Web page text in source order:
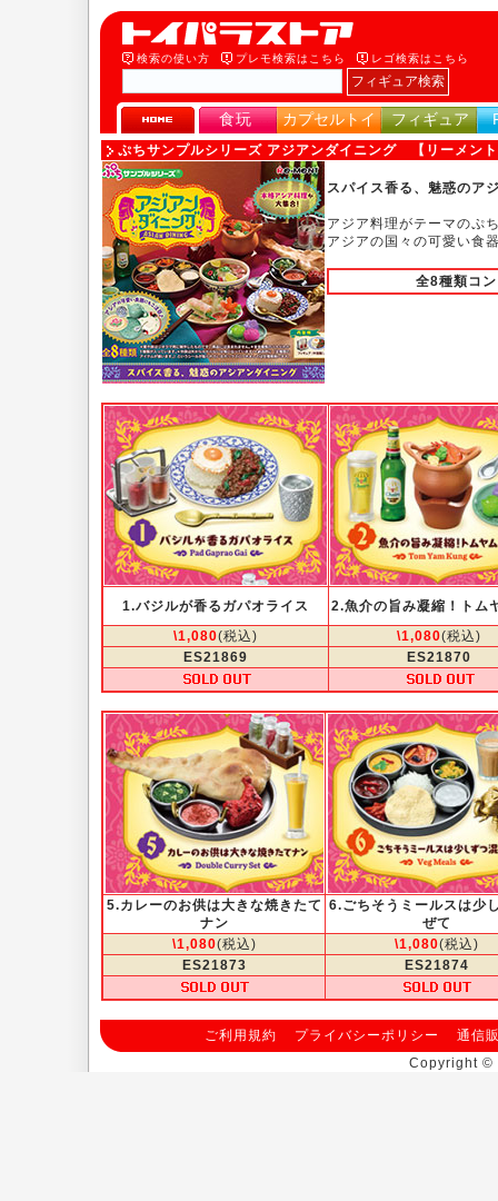
検索の使い方 プレモ検索はこちら レゴ検索はこちら
食玩 カプセルトイ フィギュア
ぷちサンプルシリーズ アジアンダイニング 【リーメ
スパイス香る、魅惑のア
アジア料理がテーマのぷ
アジアの国々の可愛い食
全8種類コ
1.バジルが香るガパオライス
2.魚介の旨み凝縮！トム
\1,080(税込) \1,080(税込)
ES21869
ES21870
5.カレーのお供は大きな焼きたて
ナン
6.ごちそうミールスは少
ぜて
\1,080(税込) \1,080(税込)
ES21873
ES21874
ご利用規約 プライバシーポリシー
通信
Copyright ©